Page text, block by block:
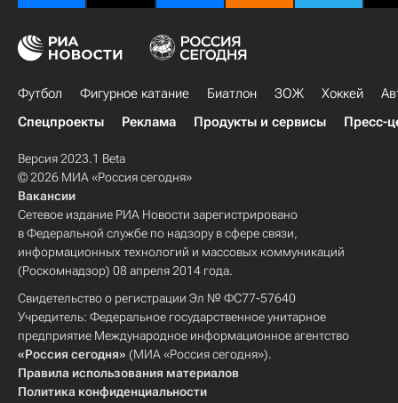
Футбол Фигурное катание Биатлон ЗОЖ Хоккей
Спецпроекты
Реклама Продукты и сервисы Пресс-
Версия 2023.1 Beta
© 2026 МИА «Россия сегодня»
Вакансии
Сетевое издание РИА Новости зарегистрировано
в Федеральной службе по надзору в сфере связи,
информационных технологий и массовых коммуникаций
(Роскомнадзор) 08 апреля 2014 года.
Свидетельство о регистрации Эл № ФС77-57640
Учредитель: Федеральное государственное унитарное
предприятие Международное информационное агентство
«Россия сегодня» (МИА «Россия сегодня»).
Правила использования материалов
Политика конфиденциальности